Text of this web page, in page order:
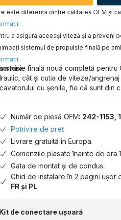
este diferența dintre calitatea OEM și
.
a asigura aceeaşi viteză şi a preveni
sistemul de propulsie finală pe
.
finală nouă completă
cât și cutia de viteze/
cu șenile, fie că sunt din
Număr de piesă OEM: 242-1153,
Potrivire de preț
Livrare gratuită în Europa.
Comenzile plasate înainte de ora
Gata de montat și de condus.
Ghid de instalare în 2 pagini ușor
FR și PL
Kit de conectare ușoară